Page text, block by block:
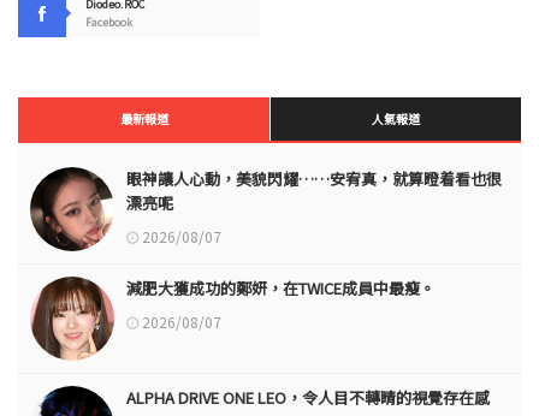
Diodeo.ROC
Facebook
最新報道 人氣報道
眼神讓人心動，美貌閃耀……安宥真，就算瞪着看也很
漂亮呢
2026/08/07
減肥大獲成功的鄭妍，在TWICE成員中最瘦。
2026/08/07
ALPHA DRIVE ONE LEO，令人目不轉睛的視覺存在感